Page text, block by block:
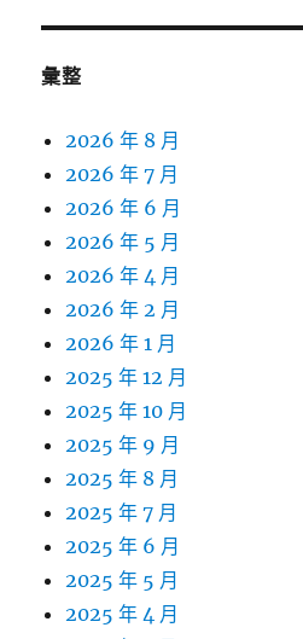
彙整
2026 年 8 月
2026 年 7 月
2026 年 6 月
2026 年 5 月
2026 年 4 月
2026 年 2 月
2026 年 1 月
2025 年 12 月
2025 年 10 月
2025 年 9 月
2025 年 8 月
2025 年 7 月
2025 年 6 月
2025 年 5 月
2025 年 4 月